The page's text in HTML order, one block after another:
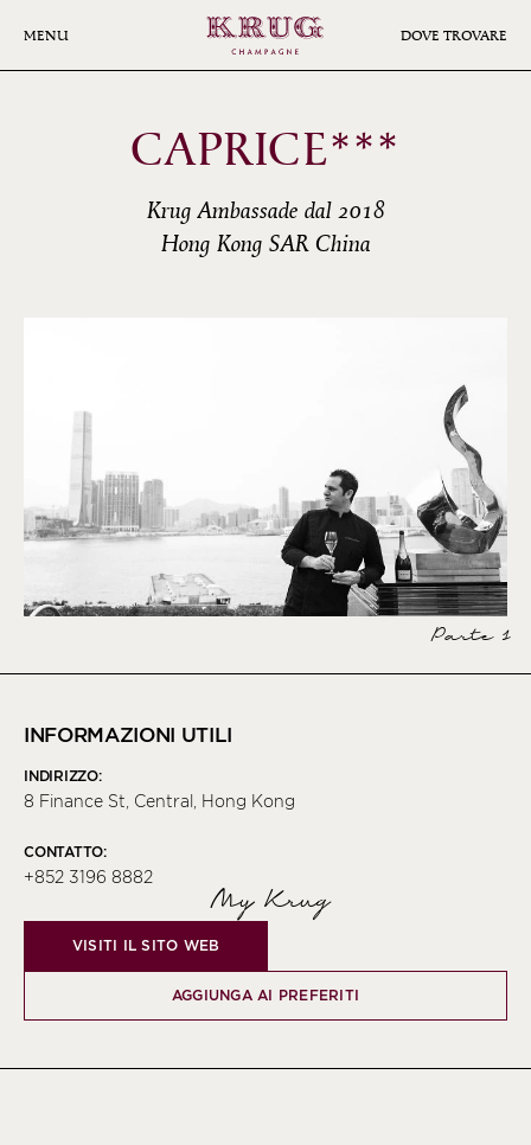
MENU DOVE TROVARE
CAPRICE***
Krug Ambassade dal 2018
Hong Kong SAR China
Parte 1
INFORMAZIONI UTILI
INDIRIZZO:
8 Finance St, Central, Hong Kong
CONTATTO:
+852 3196 8882
My Krug
VISITI IL SITO WEB
AGGIUNGA AI PREFERITI